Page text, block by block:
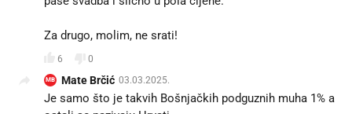
Za drugo, molim, ne srati!
6 0
MB Mate Brčić 03.03.2025.
Je samo što je takvih Bošnjačkih podguznih muha 1% a